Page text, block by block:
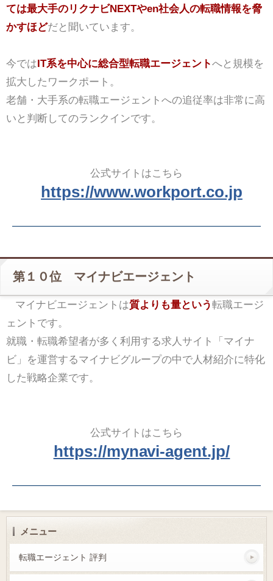
ては最大手のリクナビNEXTやen社会人の転職情報を脅
かすほどだと聞いています。
今ではIT系を中心に総合型転職エージェントへと規模を
拡大したワークポート。
老舗・大手系の転職エージェントへの追従率は非常に高
いと判断してのランクインです。
公式サイトはこちら
https://www.workport.co.jp
第１０位 マイナビエージェント
マイナビエージェントは質よりも量という転職エージ
ェントです。
就職・転職希望者が多く利用する求人サイト「マイナ
ビ」を運営するマイナビグループの中で人材紹介に特化
した戦略企業です。
公式サイトはこちら
https://mynavi-agent.jp/
メニュー
転職エージェント 評判